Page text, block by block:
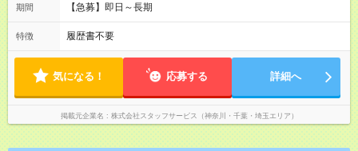
期間 【急募】即日～長期
特徴 履歴書不要
気になる！ 応募する 詳細へ
掲載元企業名 株式会社スタッフサービス（神奈川・千葉・埼玉エリア）